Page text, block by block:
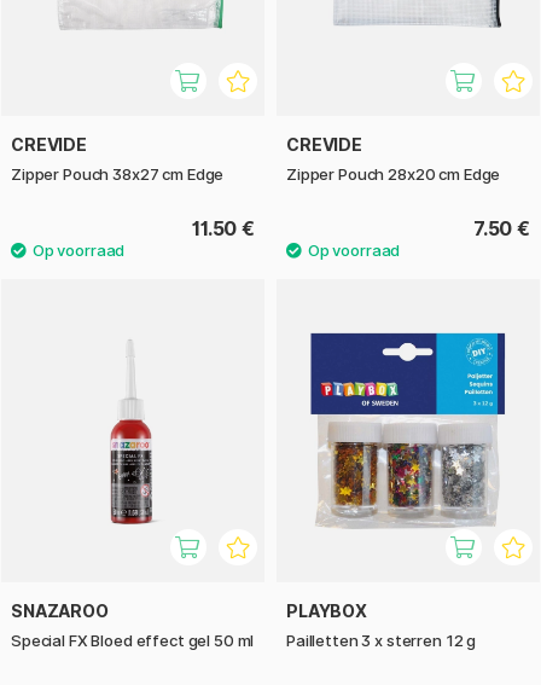
CREVIDE
Zipper Pouch 38x27 cm Edge
11.50 €
CREVIDE
Zipper Pouch 28x20 cm Edge
7.50 €
SNAZAROO
Special FX Bloed effect gel 50 ml
PLAYBOX
Pailletten 3 x sterren 12 g